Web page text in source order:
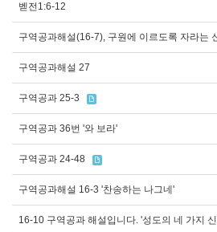
벧전1:6-12
구역공과해설(16-7), 구원에 이르도록 자라는
구역공과해설 27
구역공과 25-3
구역공과 36번 '와 보라'
구역공과 24-48
구역공과해설 16-3 '찬송하는 나그네'
16-10 구역공과 해설입니다. '성도의 네 가지